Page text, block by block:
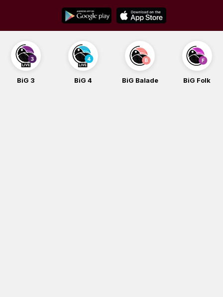
content
BiG 3 BiG 4 BiG Balade BiG Folk